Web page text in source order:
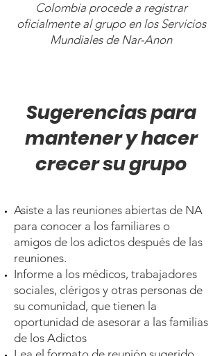
Colombia procede a registrar
oficialmente al grupo en los Servicios
Mundiales de Nar-Anon
Sugerencias para
mantener y hacer
crecer su grupo​​
Asiste a las reuniones abiertas de NA
para conocer a los familiares o
amigos de los adictos después de las
reuniones.
Informe a los médicos, trabajadores
sociales, clérigos y otras personas de
su comunidad, que tienen la
oportunidad de asesorar a las familias
de los Adictos